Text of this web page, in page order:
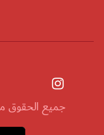
جميع الحقوق